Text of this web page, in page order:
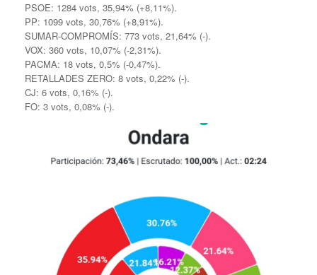
PSOE: 1284 vots, 35,94% (+8,11%).
PP: 1099 vots, 30,76% (+8,91%).
SUMAR-COMPROMÍS: 773 vots, 21,64% (-).
VOX: 360 vots, 10,07% (-2,31%).
PACMA: 18 vots, 0,5% (-0,47%).
RETALLADES ZERO: 8 vots, 0,22% (-).
CJ: 6 vots, 0,16% (-).
FO: 3 vots, 0,08% (-).